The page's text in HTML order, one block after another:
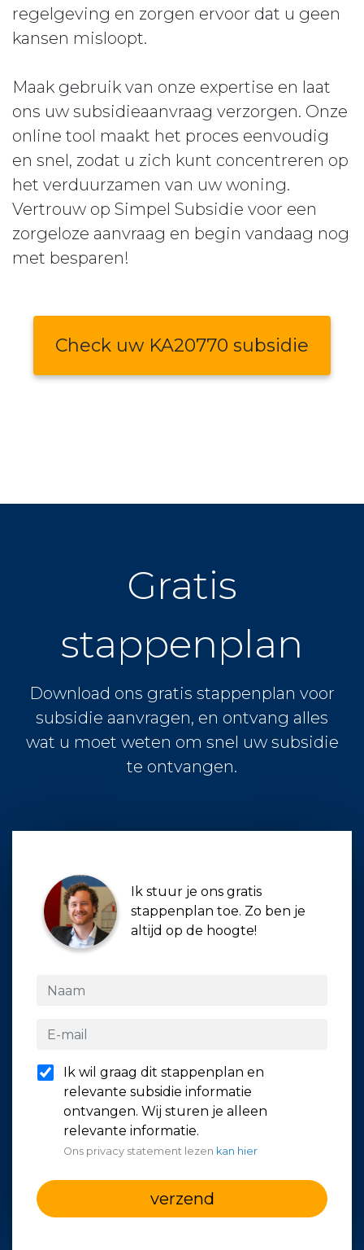
regelgeving en zorgen ervoor dat u geen
kansen misloopt.
Maak gebruik van onze expertise en laat
ons uw subsidieaanvraag verzorgen. Onze
online tool maakt het proces eenvoudig
en snel, zodat u zich kunt concentreren op
het verduurzamen van uw woning.
Vertrouw op Simpel Subsidie voor een
zorgeloze aanvraag en begin vandaag nog
met besparen!
Check uw KA20770 subsidie
Gratis
stappenplan
Download ons gratis stappenplan voor
subsidie aanvragen, en ontvang alles
wat u moet weten om snel uw subsidie
te ontvangen.
Ik stuur je ons gratis
stappenplan toe. Zo ben je
altijd op de hoogte!
Ik wil graag dit stappenplan en
relevante subsidie informatie
ontvangen. Wij sturen je alleen
relevante informatie.
Ons privacy statement lezen kan hier
verzend